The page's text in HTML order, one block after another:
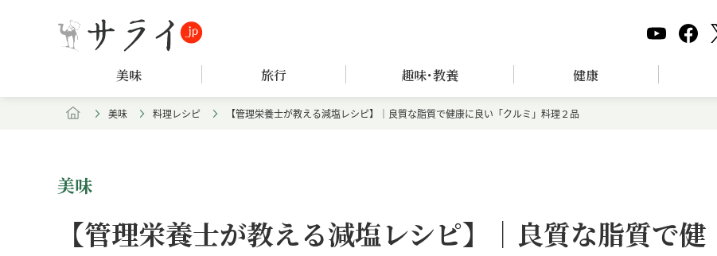
美味 旅行 趣味･教養 健康
美味 料理レシピ 【管理栄養士が教える減塩レシピ】｜良質な脂質で健康に良い「クルミ」料理２品
美味
【管理栄養士が教える減塩レシピ】｜良質な脂質で健